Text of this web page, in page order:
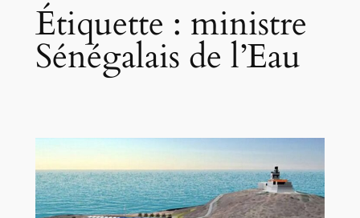
Étiquette : ministre
Sénégalais de l’Eau